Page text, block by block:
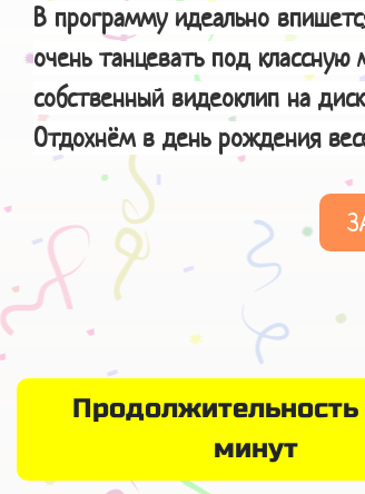
В программу идеально
очень танцевать под
собственный видеоклип на
Отдохнём в день рождения
Продолжительность
минут